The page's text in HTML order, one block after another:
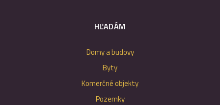
HĽADÁM
Domy a budovy
Byty
Komerčné objekty
Pozemky